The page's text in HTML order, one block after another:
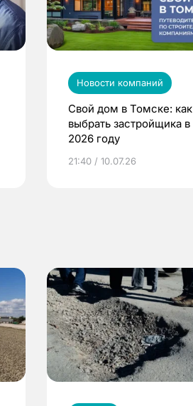
Новости компаний
Свой дом в Томске: как
выбрать застройщика в
2026 году
21:40 / 10.07.26